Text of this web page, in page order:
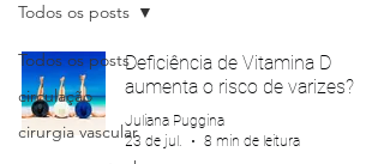
Todos os posts
circulação
cirurgia vascular
Todos os posts
Deficiência de Vitamina D
aumenta o risco de varizes?
Juliana Puggina
23 de jul.
8 min de leitura